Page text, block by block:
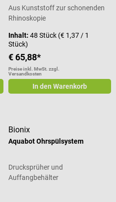
Aus Kunststoff zur schonenden
Rhinoskopie
Inhalt:48 Stück (€ 1,37 / 1
Stück)
€ 65,88*
Preise inkl. MwSt. zzgl.
Versandkosten
In den Warenkorb
Bionix
Aquabot Ohrspülsystem
Drucksprüher und
Auffangbehälter